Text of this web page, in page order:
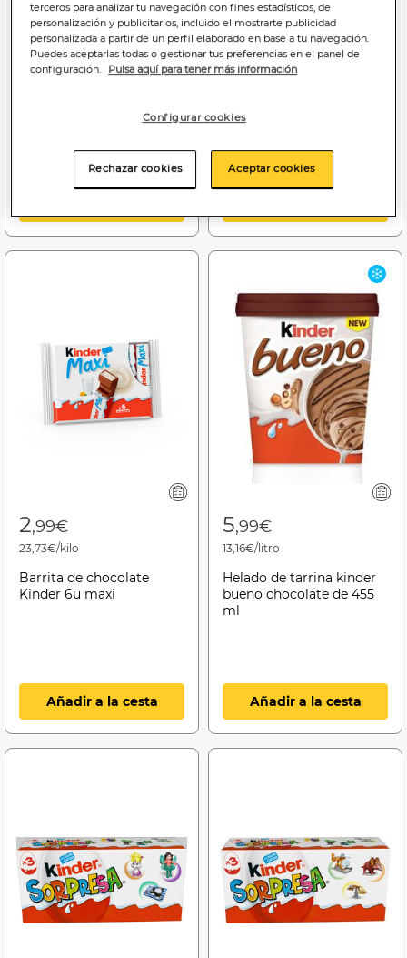
3,99€
18,14€/litro
Helado Kinder Chocolate
2 ,99€
27,69€/kilo
Chocolatina Kinder bueno
2,99€
23,73€/kilo
Barrita de chocolate
Kinder 6u maxi
Añadir a la cesta
5,99€
13,16€/litro
Helado de tarrina kinder
bueno chocolate de 455
ml
Añadir a la cesta
terceros para analizar tu navegación con fines estadísticos, de
personalización y publicitarios, incluido el mostrarte publicidad
personalizada a partir de un perfil elaborado en base a tu navegación.
Puedes aceptarlas todas o gestionar tus preferencias en el panel de
configuración.
Pulsa aquí para tener más información
Configurar cookies
Rechazar cookies Aceptar cookies